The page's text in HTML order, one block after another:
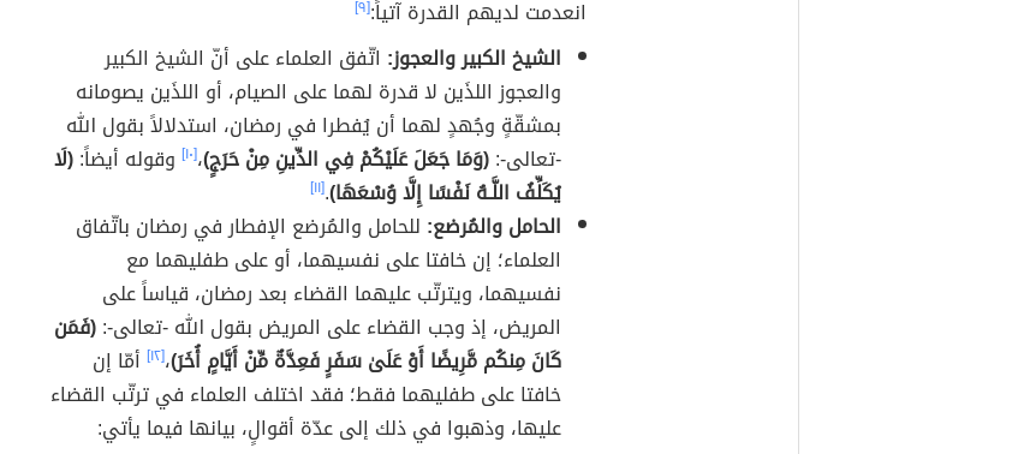
انعدمت لديهم القدرة آتياً:[٩]
الشيخ الكبير والعجوز: اتّفق العلماء على أنّ الشيخ الكبير
والعجوز اللذَين لا قدرة لهما على الصيام، أو اللذَين يصومانه
بمشقّةٍ وجُهدٍ لهما أن يُفطرا في رمضان، استدلالاً بقول الله
-تعالى-:(وَمَا جَعَلَ عَلَيْكُمْ فِي الدِّينِ مِنْ حَرَجٍ)،[١٠] وقوله أيضاً:(لَا
يُكَلِّفُ اللَّـهُ نَفْسًا إِلَّا وُسْعَهَا).[١١]
الحامل والمُرضع: للحامل والمُرضع الإفطار في رمضان باتّفاق
العلماء؛ إن خافتا على نفسيهما، أو على طفليهما مع
نفسيهما، ويترتّب عليهما القضاء بعد رمضان، قياساً على
المريض، إذ وجب القضاء على المريض بقول الله -تعالى-:(فَمَن
كَانَ مِنكُم مَّرِيضًا أَوْ عَلَىٰ سَفَرٍ فَعِدَّةٌ مِّنْ أَيَّامٍ أُخَرَ)،[١٢]
أمّا إن
خافتا على طفليهما فقط؛ فقد اختلف العلماء في ترتّب القضاء
عليها، وذهبوا في ذلك إلى عدّة أقوالٍ، بيانها فيما يأتي: